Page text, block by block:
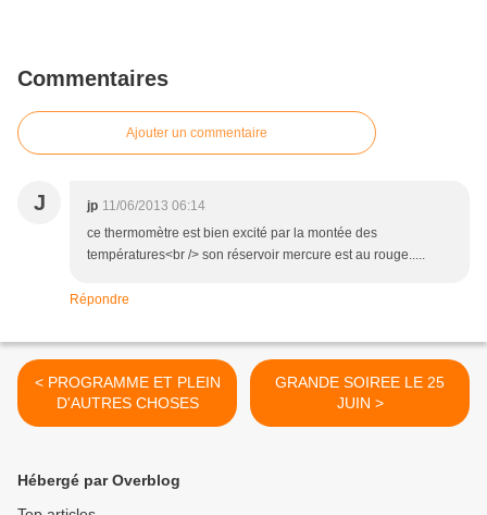
Commentaires
Ajouter un commentaire
J jp 11/06/2013 06:14
ce thermomètre est bien excité par la montée des
températures<br /> son réservoir mercure est au rouge.....
Répondre
< PROGRAMME ET PLEIN
D'AUTRES CHOSES
GRANDE SOIREE LE 25
JUIN >
Hébergé par Overblog